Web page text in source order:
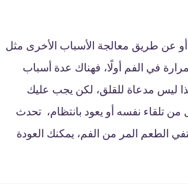
عن طريق معالجة الأسباب الأخرى مثل
في الفم أولًا، فهناك عدة أسباب
ليس مدعاة للقلق، لكن يجب عليك
تلقاء نفسه أو يعود بانتظام، تحدث
الطعم المر من الفم، يمكنك العودة